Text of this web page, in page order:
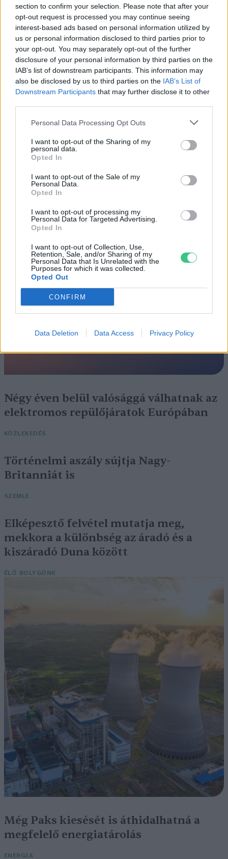
section to confirm your selection. Please note that after your
opt-out request is processed you may continue seeing
interest-based ads based on personal information utilized by
us or personal information disclosed to third parties prior to
your opt-out. You may separately opt-out of the further
disclosure of your personal information by third parties on the
IAB’s list of downstream participants. This information may
also be disclosed by us to third parties on the IAB’s List of
Downstream Participants that may further disclose it to other
Personal Data Processing Opt Outs
I want to opt-out of the Sharing of my
personal data.
Opted In
I want to opt-out of the Sale of my
Personal Data.
Opted In
I want to opt-out of processing my
Personal Data for Targeted Advertising.
Opted In
I want to opt-out of Collection, Use,
Retention, Sale, and/or Sharing of my
Personal Data that Is Unrelated with the
Purposes for which it was collected.
Opted Out
CONFIRM
Data Deletion Data Access Privacy Policy
Ezt a növényt már az őskorban is ismerték, a népi gyógyászatban
pedig ma is számos betegség ellen használják.
Születésnapi programokkal várja a
hétvégén a közönséget a 160 éves
ÉLŐ BOLYGÓNK
Szedd magad őszibarack: itt vannak
a legjobb lelőhelyek!
SZEMLE
Négy éven belül valósággá válhatnak az
elektromos repülőjáratok Európában
KÖZLEKEDÉS
Történelmi aszály sújtja Nagy-
Britanniát is
SZEMLE
Elképesztő felvétel mutatja meg,
mekkora a különbség az áradó és a
kiszáradó Duna között
ÉLŐ BOLYGÓNK
Még Paks kiesését is áthidalhatná a
megfelelő energiatárolás
ENERGIA